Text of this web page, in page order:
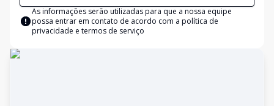
As informações serão utilizadas para que a nossa equipe
possa entrar em contato de acordo com a política de
privacidade e termos de serviço